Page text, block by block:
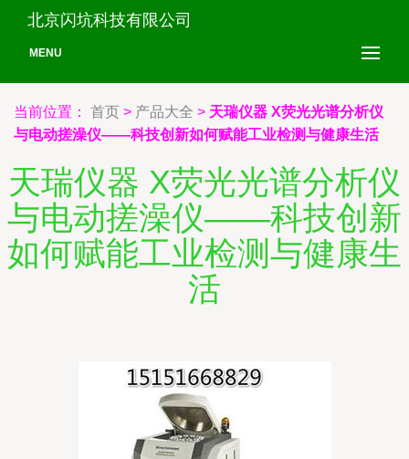
北京闪坑科技有限公司
MENU
当前位置： 首页 > 产品大全 > 天瑞仪器 X荧光光谱分析仪
与电动搓澡仪——科技创新如何赋能工业检测与健康生活
天瑞仪器 X荧光光谱分析仪
与电动搓澡仪——科技创新
如何赋能工业检测与健康生
活